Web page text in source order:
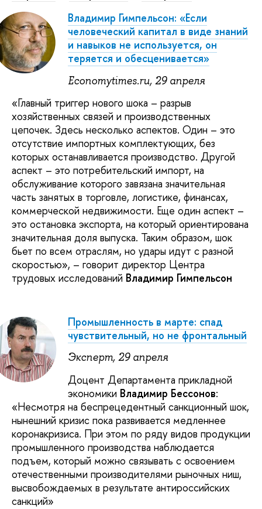
Владимир Гимпельсон: «Если
человеческий капитал в виде знаний
и навыков не используется, он
теряется и обесценивается»
Economytimes.ru, 29 апреля
«Главный триггер нового шока – разрыв
хозяйственных связей и производственных
цепочек. Здесь несколько аспектов. Один – это
отсутствие импортных комплектующих, без
которых останавливается производство. Другой
аспект – это потребительский импорт, на
обслуживание которого завязана значительная
часть занятых в торговле, логистике, финансах,
коммерческой недвижимости. Еще один аспект –
это остановка экспорта, на который ориентирована
значительная доля выпуска. Таким образом, шок
бьет по всем отраслям, но удары идут с разной
скоростью», – говорит директор Центра
трудовых исследований Владимир Гимпельсон
Промышленность в марте: спад
чувствительный, но не фронтальный
Эксперт, 29 апреля
Доцент Департамента прикладной
экономики Владимир Бессонов:
«Несмотря на беспрецедентный санкционный шок,
нынешний кризис пока развивается медленнее
коронакризиса. При этом по ряду видов продукции
промышленного производства наблюдается
подъем, который можно связывать с освоением
отечественными производителями рыночных ниш,
высвобождаемых в результате антироссийских
санкций»